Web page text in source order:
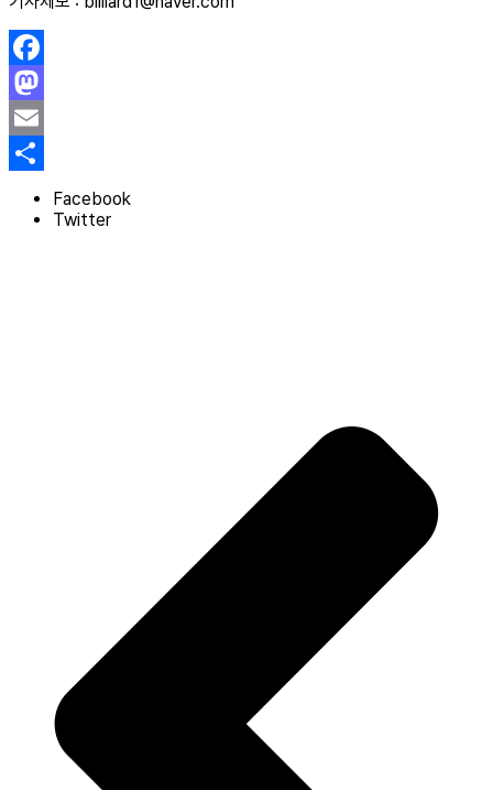
Facebook
Mastodon
Email
Share
Facebook
Twitter